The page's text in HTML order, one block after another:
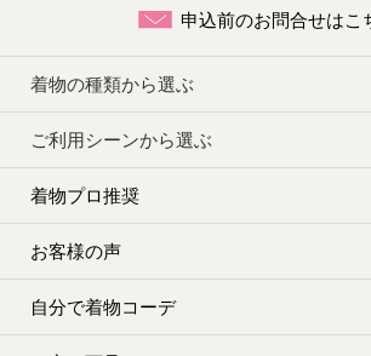
申込前のお問合せはこ
着物の種類から選ぶ
ご利用シーンから選ぶ
着物プロ推奨
お客様の声
自分で着物コーデ